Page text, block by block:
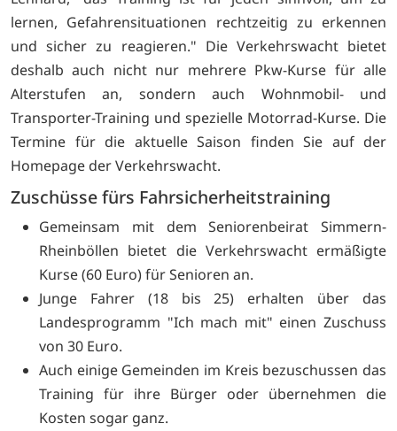
lernen, Gefahrensituationen rechtzeitig zu erkennen
und sicher zu reagieren." Die Verkehrswacht bietet
deshalb auch nicht nur mehrere Pkw-Kurse für alle
Alterstufen an, sondern auch Wohnmobil- und
Transporter-Training und spezielle Motorrad-Kurse. Die
Termine für die aktuelle Saison finden Sie auf der
Homepage der Verkehrswacht.
Zuschüsse fürs Fahrsicherheitstraining
Gemeinsam mit dem Seniorenbeirat Simmern-
Rheinböllen bietet die Verkehrswacht ermäßigte
Kurse (60 Euro) für Senioren an.
Junge Fahrer (18 bis 25) erhalten über das
Landesprogramm "Ich mach mit" einen Zuschuss
von 30 Euro.
Auch einige Gemeinden im Kreis bezuschussen das
Training für ihre Bürger oder übernehmen die
Kosten sogar ganz.